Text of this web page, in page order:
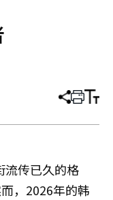
分
章
打 调
小
传已久的格
，2026年的韩